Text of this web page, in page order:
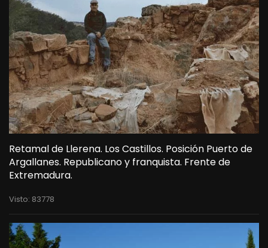
Retamal de Llerena. Los Castillos. Posición Puerto de
Argallanes. Republicano y franquista. Frente de
Extremadura.
Visto: 83778